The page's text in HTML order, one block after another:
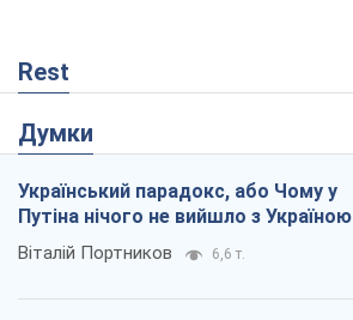
Rest
Думки
Український парадокс, або Чому у
Путіна нічого не вийшло з Україною
Віталій Портников 6,6 т.